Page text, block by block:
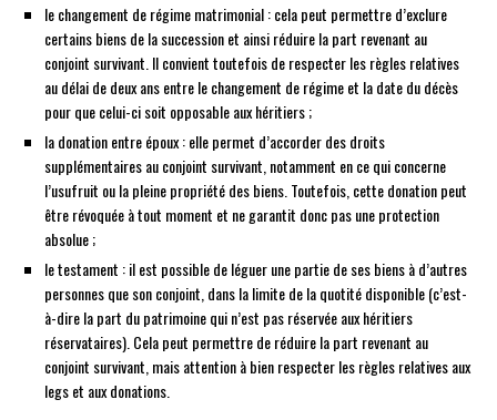
le changement de régime matrimonial : cela peut permettre d’exclure
certains biens de la succession et ainsi réduire la part revenant au
conjoint survivant. Il convient toutefois de respecter les règles relatives
au délai de deux ans entre le changement de régime et la date du décès
pour que celui-ci soit opposable aux héritiers ;
la donation entre époux : elle permet d’accorder des droits
supplémentaires au conjoint survivant, notamment en ce qui concerne
l’usufruit ou la pleine propriété des biens. Toutefois, cette donation peut
être révoquée à tout moment et ne garantit donc pas une protection
absolue ;
le testament : il est possible de léguer une partie de ses biens à d’autres
personnes que son conjoint, dans la limite de la quotité disponible (c’est-
à-dire la part du patrimoine qui n’est pas réservée aux héritiers
réservataires). Cela peut permettre de réduire la part revenant au
conjoint survivant, mais attention à bien respecter les règles relatives aux
legs et aux donations.